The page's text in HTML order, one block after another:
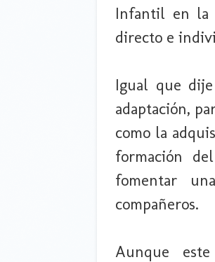
Infantil en la
directo e
Igual que
adaptación,
como la
formación
fomentar
compañeros.
Aunque